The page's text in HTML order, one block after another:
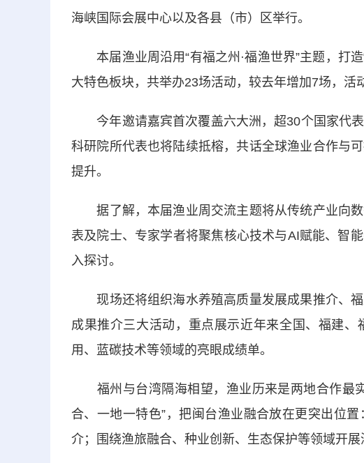
海峡国际会展中心以及各县（市）区举行。
本届渔业周沿用“有福之州·福渔世界”主题，打造“
大特色板块，共举办23场活动，较去年增加7场，活
今年邀请嘉宾首次覆盖六大洲，超30个国家代表
科研院所代表也将陆续抵榕，共话全球渔业合作与
提升。
据了解，本届渔业周交流主题将从传统产业向数
表及院士、专家学者将聚焦核心技术与AI赋能、智
入探讨。
现场还将组织海水养殖高质量发展成果推介、福
成果推介三大活动，重点展示近年来全国、福建
用、蓝碳技术等领域的亮眼成绩单。
福州与台湾隔海相望，渔业历来是两地合作最
合、一地一特色”，把闽台渔业融合放在更突出位
介；围绕渔旅融合、种业创新、生态保护等领域开